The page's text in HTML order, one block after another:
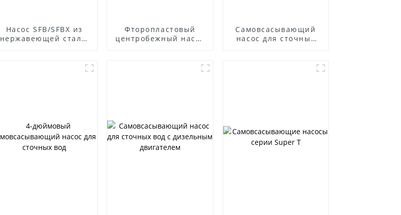
Насос SFB/SFBX из
нержавеющей стали,
Фторопластовый
центробежный насос
Самовсасывающий
насос для сточных